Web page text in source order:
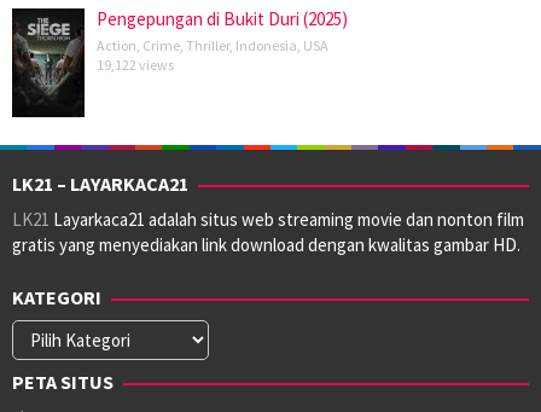
Pengepungan di Bukit Duri (2025)
Action Crime Thriller, Indonesia USA
19,122 views
LK21 – LAYARKACA21
LK21 Layarkaca21 adalah situs web streaming movie dan nonton film
gratis yang menyediakan link download dengan kwalitas gambar HD.
KATEGORI
Kategori
PETA SITUS